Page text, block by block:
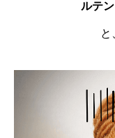
ルテ
と